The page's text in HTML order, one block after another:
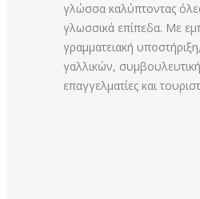
γλώσσα καλύπτοντας
γλωσσικά επίπεδα. Με
γραμματειακή
γαλλικών,
επαγγελματίες και